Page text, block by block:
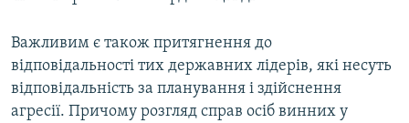
Важливим є також притягнення до
відповідальності тих державних лідерів, які несуть
відповідальність за планування і здійснення
агресії. Причому розгляд справ осіб винних у